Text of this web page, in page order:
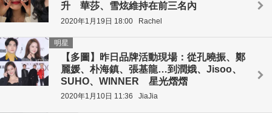
升 華莎、雪炫維持在前三名內
2020年1月19日 18:00 Rachel
【多圖】昨日品牌活動現場：從孔曉振、鄭
麗媛、朴海鎮、張基龍…到潤娥、Jisoo、
SUHO、WINNER 星光熠熠
明星
2020年1月10日 11:36 JiaJia